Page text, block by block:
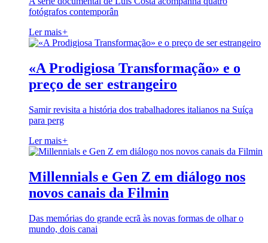
fotógrafos contemporân
Ler mais+
«A Prodigiosa Transformação» e o
preço de ser estrangeiro
Samir revisita a história dos trabalhadores italianos na Suíça
para perg
Ler mais+
Millennials e Gen Z em diálogo nos
novos canais da Filmin
Das memórias do grande ecrã às novas formas de olhar o
mundo, dois canai